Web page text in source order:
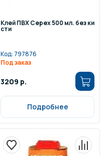
Клей ПВХ Cepex 500 мл. без ки
сти
Код: 797876
Под заказ
3209 р.
Подробнее